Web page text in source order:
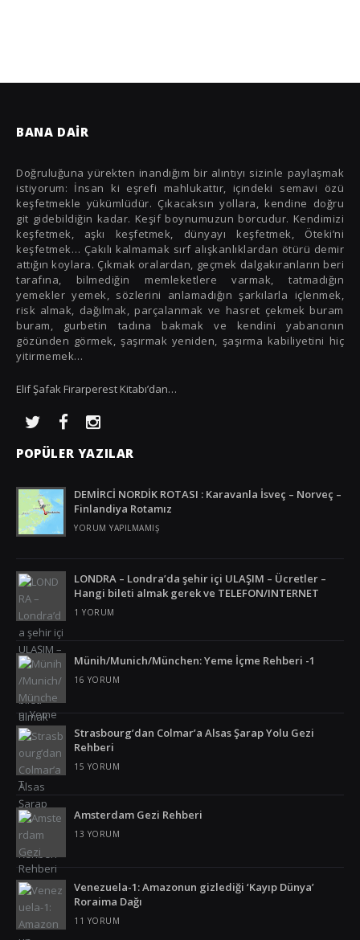
Karadağ
Küba
Macaristan
Malta
Norveç
Polonya
Portekiz
Romanya
Rusya
Slovenya
Tanzanya
Türkiye
Ürdün
Vietnam
Yunanistan
BANA DAIR
Doğruluğuna yürekten inandığım bir alıntıyı sizinle paylaşmak
istiyorum: İnsan ki eşrefi mahlukattır, içindeki semavi özü
keşfetmekle yükümlüdür. Çıkacaksın yollara, kendine doğru
git gidebildiğin kadar. Keşif boynumuzun borcudur. Kendimizi
keşfetmek, aşkı keşfetmek, dünyayı keşfetmek, Öteki’ni
keşfetmek… Çakılı kalmamak sırf alışkanlıklardan ötürü demir
attığın koylara. Çıkmak oralardan, geçmek dalgakıranların beri
tarafına, bilmediğin memleketlere varmak, tatmadığın
yemekler yemek, sözlerini anlamadığın şarkılarla içlenmek,
risk almak, dağılmak, parçalanmak ve hasret çekmek buram
buram, gurbetin tadına bakmak ve kendini yabancının
gözünden görmek, şaşırmak yeniden, şaşırma kabiliyetini hiç
yitirmemek…
Elif Şafak Firarperest Kitabı’dan…
POPÜLER YAZILAR
DEMİRCİ NORDİK ROTASI : Karavanla İsveç – Norveç –
Finlandiya Rotamız
YORUM YAPILMAMIŞ
LONDRA – Londra’da şehir içi ULAŞIM – Ücretler –
Hangi bileti almak gerek ve TELEFON/INTERNET
1 YORUM
Münih/Munich/München: Yeme İçme Rehberi -1
16 YORUM
Strasbourg’dan Colmar’a Alsas Şarap Yolu Gezi
Rehberi
15 YORUM
Amsterdam Gezi Rehberi
13 YORUM
Venezuela-1: Amazonun gizlediği ‘Kayıp Dünya’
Roraima Dağı
11 YORUM